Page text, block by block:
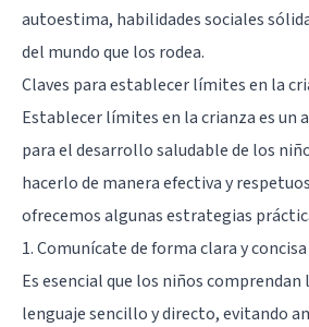
autoestima, habilidades sociales
del mundo que los rodea.
Claves para establecer límites en la
Establecer límites en la crianza es un
para el desarrollo saludable de los
hacerlo de manera efectiva y
ofrecemos algunas estrategias
1. Comunícate de forma clara y concisa
Es esencial que los niños
lenguaje sencillo y directo, evitando